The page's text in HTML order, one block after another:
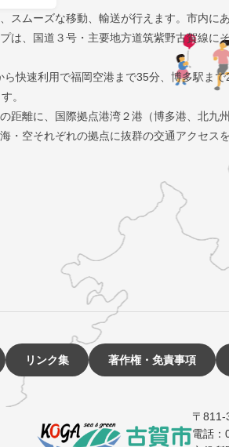
スムーズな移動、輸送が行えます。市内に
は、国道３号・主要地方道筑紫野古賀線に
快速利用で福岡空港まで35分、博多駅ま
。
距離に、国際拠点港湾２港（博多港、北九
・空それぞれの拠点に抜群の交通アクセス
リンク集 著作権・免責事項
〒
電話：